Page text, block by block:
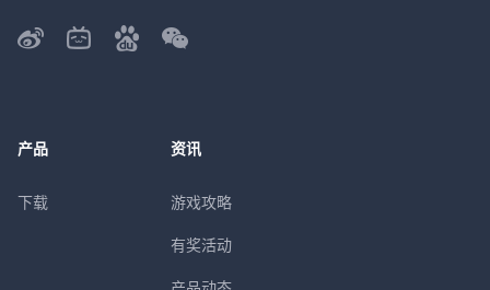
产品
下载
资讯
游戏攻略
有奖活动